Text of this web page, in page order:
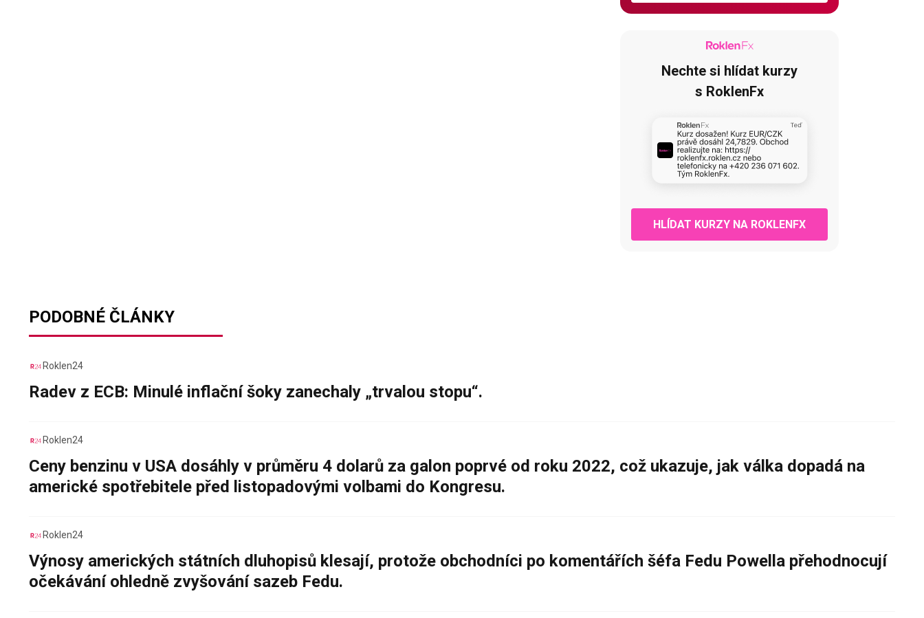
Nechte si hlídat kurzy
s RoklenFx
HLÍDAT KURZY NA ROKLENFX
PODOBNÉ ČLÁNKY
Roklen24
Radev z ECB: Minulé inflační šoky zanechaly „trvalou stopu“.
Roklen24
Ceny benzinu v USA dosáhly v průměru 4 dolarů za galon poprvé od roku 2022, což ukazuje, jak válka dopadá na
americké spotřebitele před listopadovými volbami do Kongresu.
Roklen24
Výnosy amerických státních dluhopisů klesají, protože obchodníci po komentářích šéfa Fedu Powella přehodnocují
očekávání ohledně zvyšování sazeb Fedu.